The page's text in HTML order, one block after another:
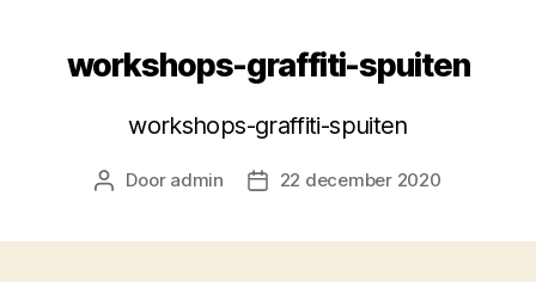
workshops-graffiti-spuiten
workshops-graffiti-spuiten
Berichtauteur
Door admin Berichtdatum
22 december 2020